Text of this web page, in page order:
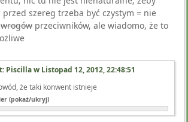
przed szereg trzeba być czystym = nie
wrogów przeciwników, ale wiadomo, że to
Piscilla w Listopad 12, 2012, 22:48:51
że taki konwent istnieje
(pokaż/ukryj)